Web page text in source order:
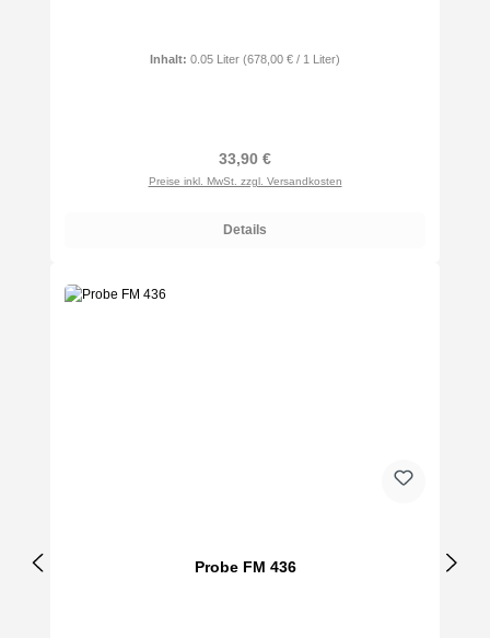
Inhalt: 0.05 Liter (678,00 € / 1 Liter)
Regulärer Preis:
33,90 €
Preise inkl. MwSt. zzgl. Versandkosten
Details
Probe FM 436